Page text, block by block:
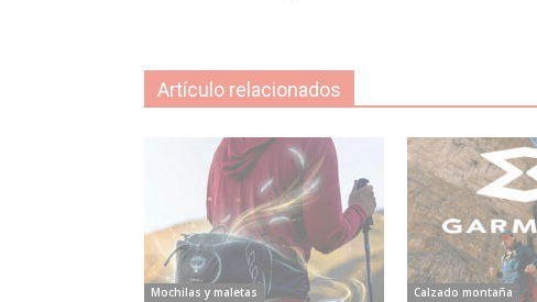
Artículo relacionados
Mochilas y maletas Calzado montaña